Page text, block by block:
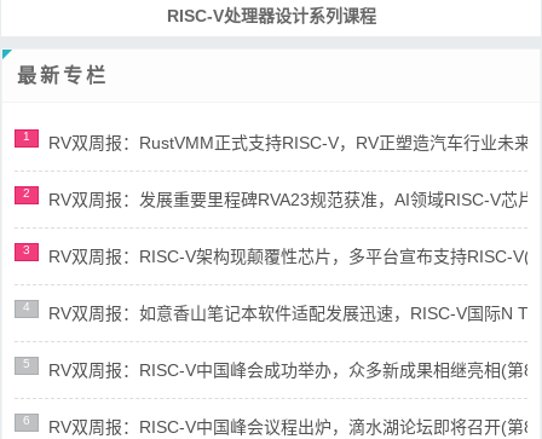
培养RISC-V大学土壤 共建RISC-V教育生态
最新专栏
1 RV双周报：RustVMM正式支持RISC-V，RV正塑造汽车行业未来
2 RV双周报：发展重要里程碑RVA23规范获准，AI领域RISC-V芯
3 RV双周报：RISC-V架构现颠覆性芯片，多平台宣布支持RISC-V(
4 RV双周报：如意香山笔记本软件适配发展迅速，RISC-V国际N
5 RV双周报：RISC-V中国峰会成功举办，众多新成果相继亮相(第
6 RV双周报：RISC-V中国峰会议程出炉，滴水湖论坛即将召开(第